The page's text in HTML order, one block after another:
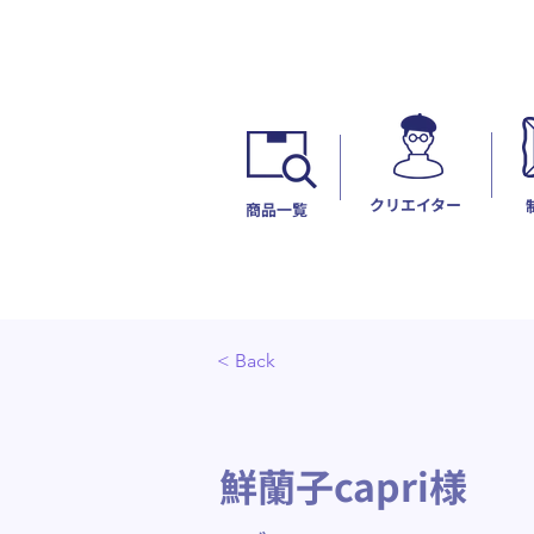
​商品一覧 ​クリエイター
< Back
鮮蘭子capri様